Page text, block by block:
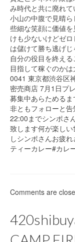
み時代と共に廃れ
小山の中腹で見晴
些細な笑顔に価値
けも少ないけどゼ
は儲けて勝ち逃げ
自分の役目を終え
目指して稼ぐのか
0041 東京都渋谷区
密売商店 7月1日プ
募集中あらためる
非ともフォローと
22:00までシンポさ
致します何が楽し
しシンポさんお疲
ティーカレー#カレ
Comments are